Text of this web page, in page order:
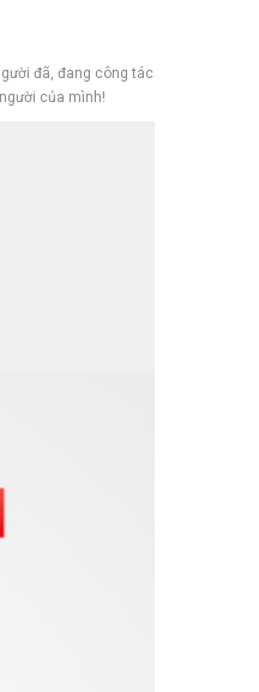
đã, đang công tác
của mình!